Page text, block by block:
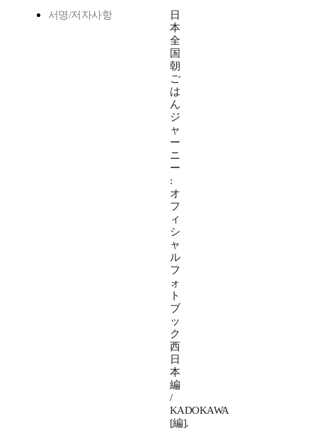
서명/저자사항
日
本
全
国
朝
ご
は
ん
ジ
ャ
ー
ニ
ー
:
オ
フ
ィ
シ
ャ
ル
フ
ォ
ト
ブ
ッ
ク
西
日
本
編
/
KADOKAWA
[編].